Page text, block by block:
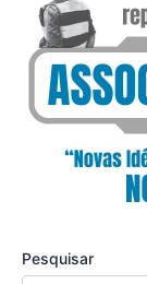
Pesquisar